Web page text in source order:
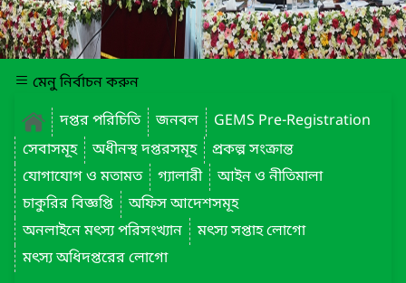
মেনু নির্বাচন করুন
দপ্তর পরিচিতি
জনবল
GEMS Pre-Registration
সেবাসমূহ
অধীনস্থ দপ্তরসমূহ
প্রকল্প সংক্রান্ত
যোগাযোগ ও মতামত
গ্যালারী
আইন ও নীতিমালা
চাকুরির বিজ্ঞপ্তি
অফিস আদেশসমূহ
অনলাইনে মৎস্য পরিসংখ্যান
মৎস্য সপ্তাহ লোগো
মৎস্য অধিদপ্তরের লোগো